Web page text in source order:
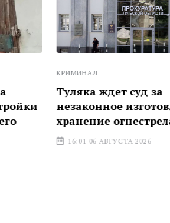
Туляка ждет суд за
незаконное изготовление и
хранение огнестрела
16:01 06 АВГУСТА 2026